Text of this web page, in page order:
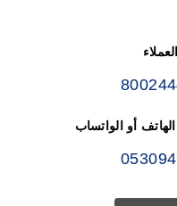
أو الواتساب